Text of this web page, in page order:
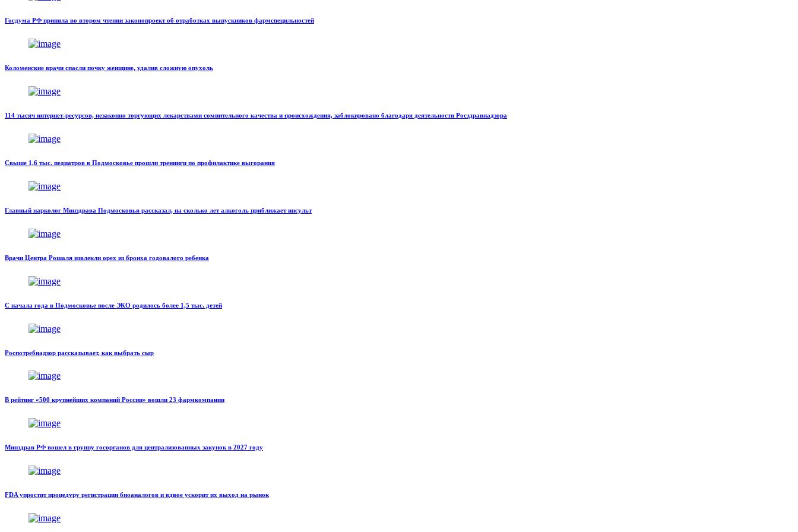
Госдума РФ приняла во втором чтении законопроект об отработках выпускников фармспецильностей
Коломенские врачи спасли почку женщине, удалив сложную опухоль
114 тысяч интернет-ресурсов, незаконно торгующих лекарствами сомнительного качества и происхождения, заблокировано благодаря деятельности Росздравнадзора
Свыше 1,6 тыс. педиатров в Подмосковье прошли тренинги по профилактике выгорания
Главный нарколог Минздрава Подмосковья рассказал, на сколько лет алкоголь приближает инсульт
Врачи Центра Рошаля извлекли орех из бронха годовалого ребенка
С начала года в Подмосковье после ЭКО родилось более 1,5 тыс. детей
Роспотребнадзор рассказывает, как выбрать сыр
В рейтинг «500 крупнейших компаний России» вошли 23 фармкомпании
Минздрав РФ вошел в группу госорганов для централизованных закупок в 2027 году
FDA упростит процедуру регистрации биоаналогов и вдвое ускорит их выход на рынок